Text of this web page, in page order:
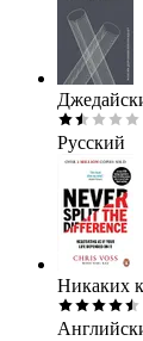
Русский
Никаких